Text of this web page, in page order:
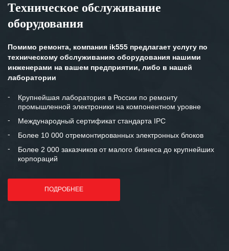
Особенно хочется отметить высокую
клиентоориентированность
готовность помочь в самых сложных
Мы высоко ценим сложившиеся
и доверительные партнерские
отношения и искренне желаем
«Инженерной компании «555» долгих
лет успеха и процветания.
Техническое обслуживание
оборудования
Помимо ремонта, компания ik555 предлагает услугу по
техническому обслуживанию оборудования нашими
инженерами на вашем предприятии, либо в нашей
лаборатории
Крупнейшая лаборатория в России по ремонту
промышленной электроники на компонентном уровне
Международный сертификат стандарта IPC
Более 10 000 отремонтированных электронных блоков
Более 2 000 заказчиков от малого бизнеса до крупнейших
корпораций
ПОДРОБНЕЕ